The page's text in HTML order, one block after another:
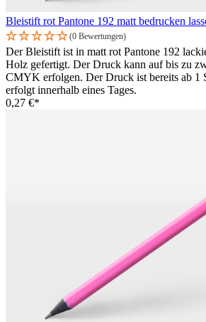
Bleistift rot Pantone 192 matt bedrucken
(0 Bewertungen)
Der Bleistift ist in matt rot Pantone 192
Holz gefertigt. Der Druck kann auf bis zu
CMYK erfolgen. Der Druck ist bereits ab 1
erfolgt innerhalb eines Tages.
0,27 €*